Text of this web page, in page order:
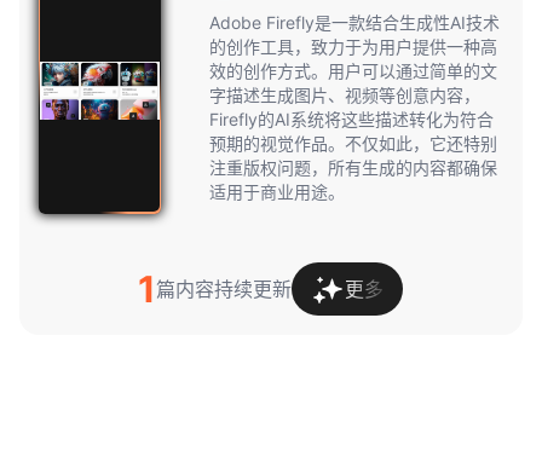
Adobe Firefly是一款结合生成性AI技术
的创作工具，致力于为用户提供一种高
效的创作方式。用户可以通过简单的文
字描述生成图片、视频等创意内容，
Firefly的AI系统将这些描述转化为符合
预期的视觉作品。不仅如此，它还特别
注重版权问题，所有生成的内容都确保
适用于商业用途。
1篇内容持续更新 更多